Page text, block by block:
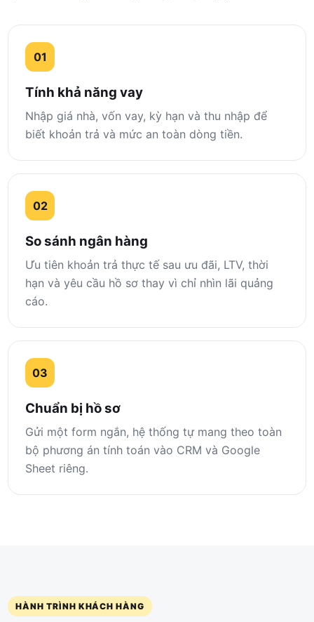
01
Tính khả năng vay
Nhập giá nhà, vốn vay, kỳ hạn và thu nhập để
biết khoản trả và mức an toàn dòng tiền.
02
So sánh ngân hàng
Ưu tiên khoản trả thực tế sau ưu đãi, LTV, thời
hạn và yêu cầu hồ sơ thay vì chỉ nhìn lãi quảng
cáo.
03
Chuẩn bị hồ sơ
Gửi một form ngắn, hệ thống tự mang theo toàn
bộ phương án tính toán vào CRM và Google
Sheet riêng.
HÀNH TRÌNH KHÁCH HÀNG